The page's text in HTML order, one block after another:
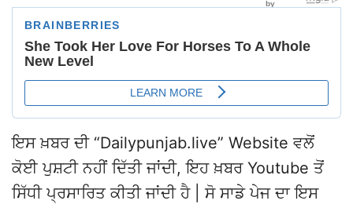
ਇਸ ਖ਼ਬਰ ਦੀ “Dailypunjab.live” Website ਵਲੋਂ
ਕੋਈ ਪੁਸ਼ਟੀ ਨਹੀਂ ਦਿੱਤੀ ਜਾਂਦੀ, ਇਹ ਖ਼ਬਰ Youtube ਤੋਂ
ਸਿੱਧੀ ਪ੍ਰਸਾਰਿਤ ਕੀਤੀ ਜਾਂਦੀ ਹੈ | ਸੋ ਸਾਡੇ ਪੇਜ ਦਾ ਇਸ